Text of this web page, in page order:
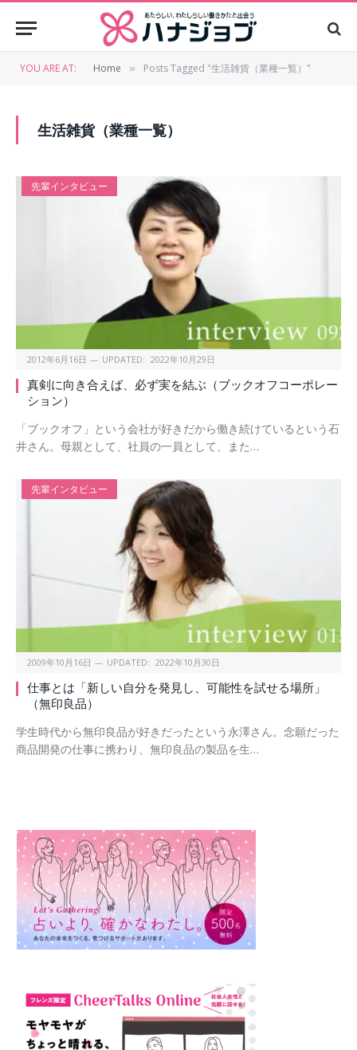
YOU ARE AT: Home » Posts Tagged "生活雑貨（業種一覧）"
生活雑貨（業種一覧）
先輩インタビュー
2012年6月16日 UPDATED: 2022年10月29日
真剣に向き合えば、必ず実を結ぶ（ブックオフコーポレー
ション）
「ブックオフ」という会社が好きだから働き続けているという石
井さん。母親として、社員の一員として、また…
先輩インタビュー
2009年10月16日 UPDATED: 2022年10月30日
仕事とは「新しい自分を発見し、可能性を試せる場所」
（無印良品）
学生時代から無印良品が好きだったという永澤さん。念願だった
商品開発の仕事に携わり、無印良品の製品を生…